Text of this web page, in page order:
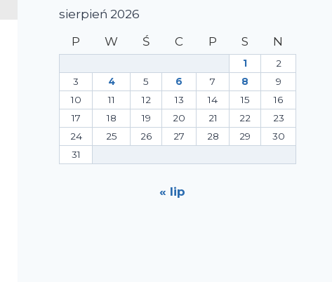
sierpień 2026
P
W Ś C P S N
1
2
3
4 5 6 7 8
9
10
11 12 13 14 15
16
17
18 19 20 21 22
23
24
25 26 27 28 29
30
31
« lip